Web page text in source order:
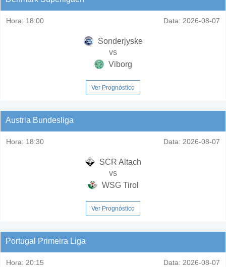
Hora: 18:00 Data: 2026-08-07
Sonderjyske
vs
Viborg
Ver Prognóstico
Austria Bundesliga
Hora: 18:30 Data: 2026-08-07
SCR Altach
vs
WSG Tirol
Ver Prognóstico
Portugal Primeira Liga
Hora: 20:15 Data: 2026-08-07